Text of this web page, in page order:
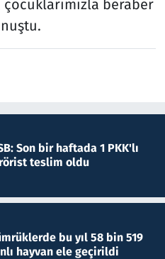
beraber
Son bir haftada 1 PKK'lı
teslim oldu
bu yıl 58 bin 519
hayvan ele geçirildi